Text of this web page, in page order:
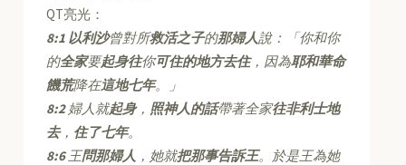
QT亮光：
8:1 以利沙曾對所救活之子的那婦人說：「你和你
的全家要起身往你可住的地方去住，因為耶和華命
饑荒降在這地七年。」
8:2婦人就起身， 照神人的話帶著全家往非利士地
去， 住了七年。
8:6王問那婦人 ，她就把那事告訴王。於是王為她